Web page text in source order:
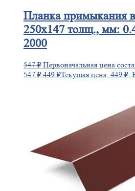
Планкапримыкания
250х147 толщ., мм:
2000
547₽ Первоначальная цена
547 ₽.449 ₽Текущая цена: 449 ₽.